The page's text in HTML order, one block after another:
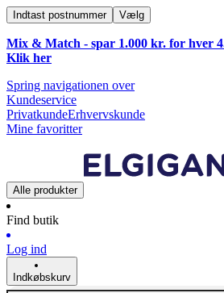
Indtast postnummer Vælg
Mix & Match - spar 1.000 kr. for hver
Klik her
Spring navigationen over
Kundeservice
PrivatkundeErhvervskunde
Mine favoritter
Alle produkter
Find butik
Log ind
Indkøbskurv